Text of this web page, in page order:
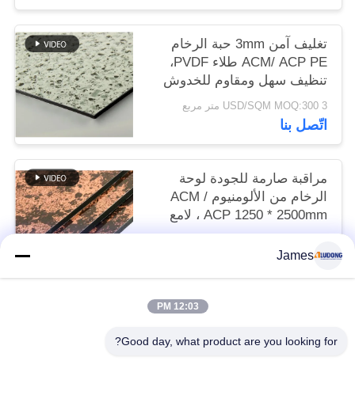
تغليف آمن 3mm حبة الرخام
ACM/ ACP PE طلاء PVDF،
تنظيف سهل ومقاوم للخدوش
للمطبخ في المخزون3 USD/SQM MOQ:300 متر مربع
اتّصل بنا
مراقبة صارمة للجودة لوحة
الرخام من الألومنيوم ACM /
ACP 1250 * 2500mm ، لامع
عالي ، مقاوم للحريق لتزيين
المترو
اتّصل بنا
James
12:03 PM
Good day, what product are you looking for?